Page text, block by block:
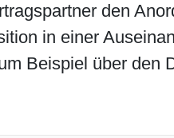
den
in einer
Beispiel über